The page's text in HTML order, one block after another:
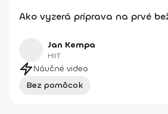
Ako vyzerá príprava na prvé
Jan Kempa
HIIT
Náučné video
Bez pomôcok